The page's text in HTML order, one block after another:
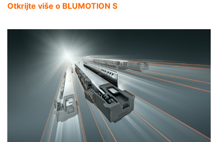
Otkrijte više o BLUMOTION S